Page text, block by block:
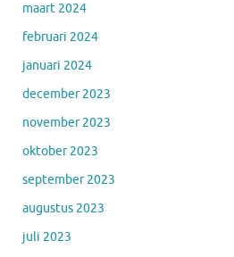
maart 2024
februari 2024
januari 2024
december 2023
november 2023
oktober 2023
september 2023
augustus 2023
juli 2023